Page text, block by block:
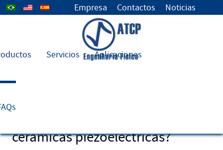
Seleccione su idiomaEmpresa Contactos Noticias
Servicios Aplicaciones
constante d33 dependen de la
cerámicas piezoeléctricas?